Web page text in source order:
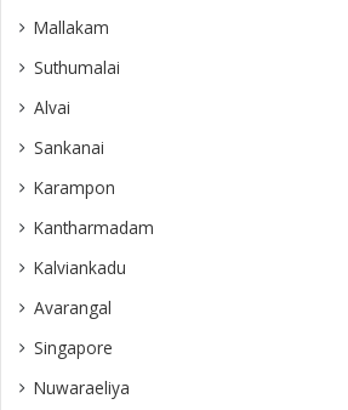
Mallakam
Suthumalai
Alvai
Sankanai
Karampon
Kantharmadam
Kalviankadu
Avarangal
Singapore
Nuwaraeliya